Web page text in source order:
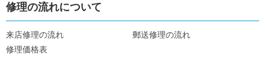
修理の流れについて
来店修理の流れ
郵送修理の流れ
修理価格表